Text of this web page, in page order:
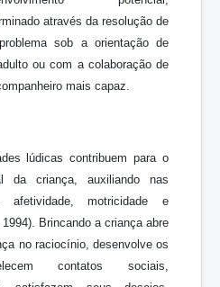
através da resolução de
sob a orientação de
ou com a colaboração de
mais capaz.
lúdicas contribuem para o
da criança, auxiliando nas
afetividade, motricidade e
Brincando a criança abre
no raciocínio, desenvolve os
contatos sociais,